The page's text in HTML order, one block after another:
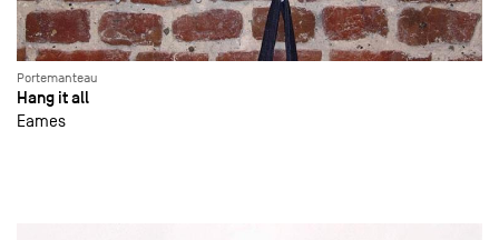
Portemanteau
Hang it all
Eames